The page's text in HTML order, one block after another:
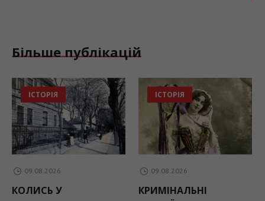
Більше публікацій
ІСТОРІЯ
09.08.2026
КОЛИСЬ У
ІСТОРІЯ
09.08.2026
КРИМІНАЛЬНІ